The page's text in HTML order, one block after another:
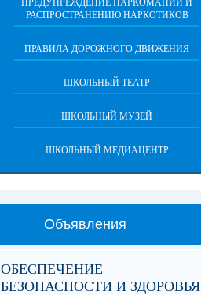
ПРЕДУПРЕЖДЕНИЕ НАРКОМАНИИ И
РАСПРОСТРАНЕНИЮ НАРКОТИКОВ
ПРАВИЛА ДОРОЖНОГО ДВИЖЕНИЯ
ШКОЛЬНЫЙ ТЕАТР
ШКОЛЬНЫЙ МУЗЕЙ
ШКОЛЬНЫЙ МЕДИАЦЕНТР
Объявления
ОБЕСПЕЧЕНИЕ
БЕЗОПАСНОСТИ И ЗДОРОВЬЯ